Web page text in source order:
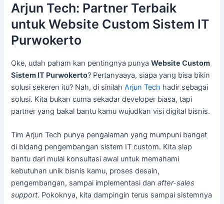
Arjun Tech: Partner Terbaik
untuk Website Custom Sistem IT
Purwokerto
Oke, udah paham kan pentingnya punyaWebsite Custom
Sistem IT Purwokerto? Pertanyaaya, siapa yang bisa bikin
solusi sekeren itu? Nah, di sinilahArjun Tech hadir sebagai
solusi. Kita bukan cuma sekadar developer biasa, tapi
partner yang bakal bantu kamu wujudkan visi digital bisnis.
Tim Arjun Tech punya pengalaman yang mumpuni banget
di bidang pengembangan sistem IT custom. Kita siap
bantu dari mulai konsultasi awal untuk memahami
kebutuhan unik bisnis kamu, proses desain,
pengembangan, sampai implementasi danafter-sales
support. Pokoknya, kita dampingin terus sampai sistemnya